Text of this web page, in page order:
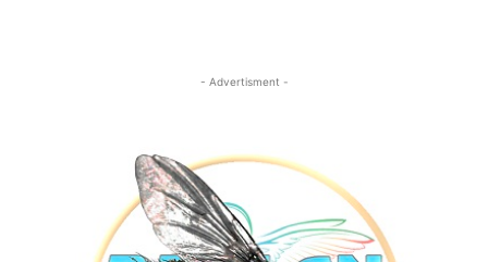
- Advertisment -